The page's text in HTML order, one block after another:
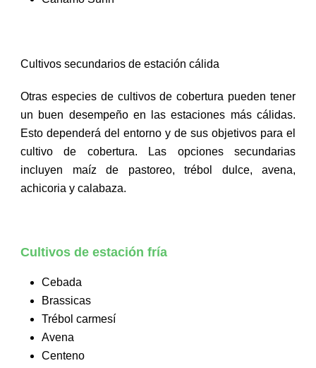
Cultivos secundarios de estación cálida
Otras especies de cultivos de cobertura pueden tener
un buen desempeño en las estaciones más cálidas.
Esto dependerá del entorno y de sus objetivos para el
cultivo de cobertura. Las opciones secundarias
incluyen maíz de pastoreo, trébol dulce, avena,
achicoria y calabaza.
Cultivos de estación fría
Cebada
Brassicas
Trébol carmesí
Avena
Centeno